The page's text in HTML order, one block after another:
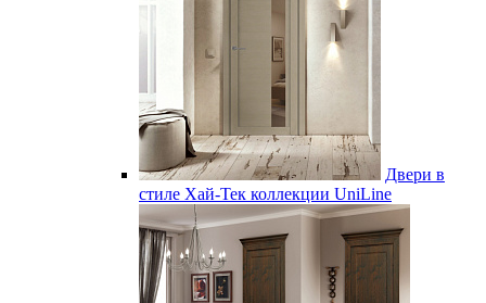
Двери в
стиле Хай-Тек коллекции UniLine